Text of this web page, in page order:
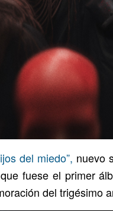
del miedo”, nuevo
fuese el primer
del trigésimo